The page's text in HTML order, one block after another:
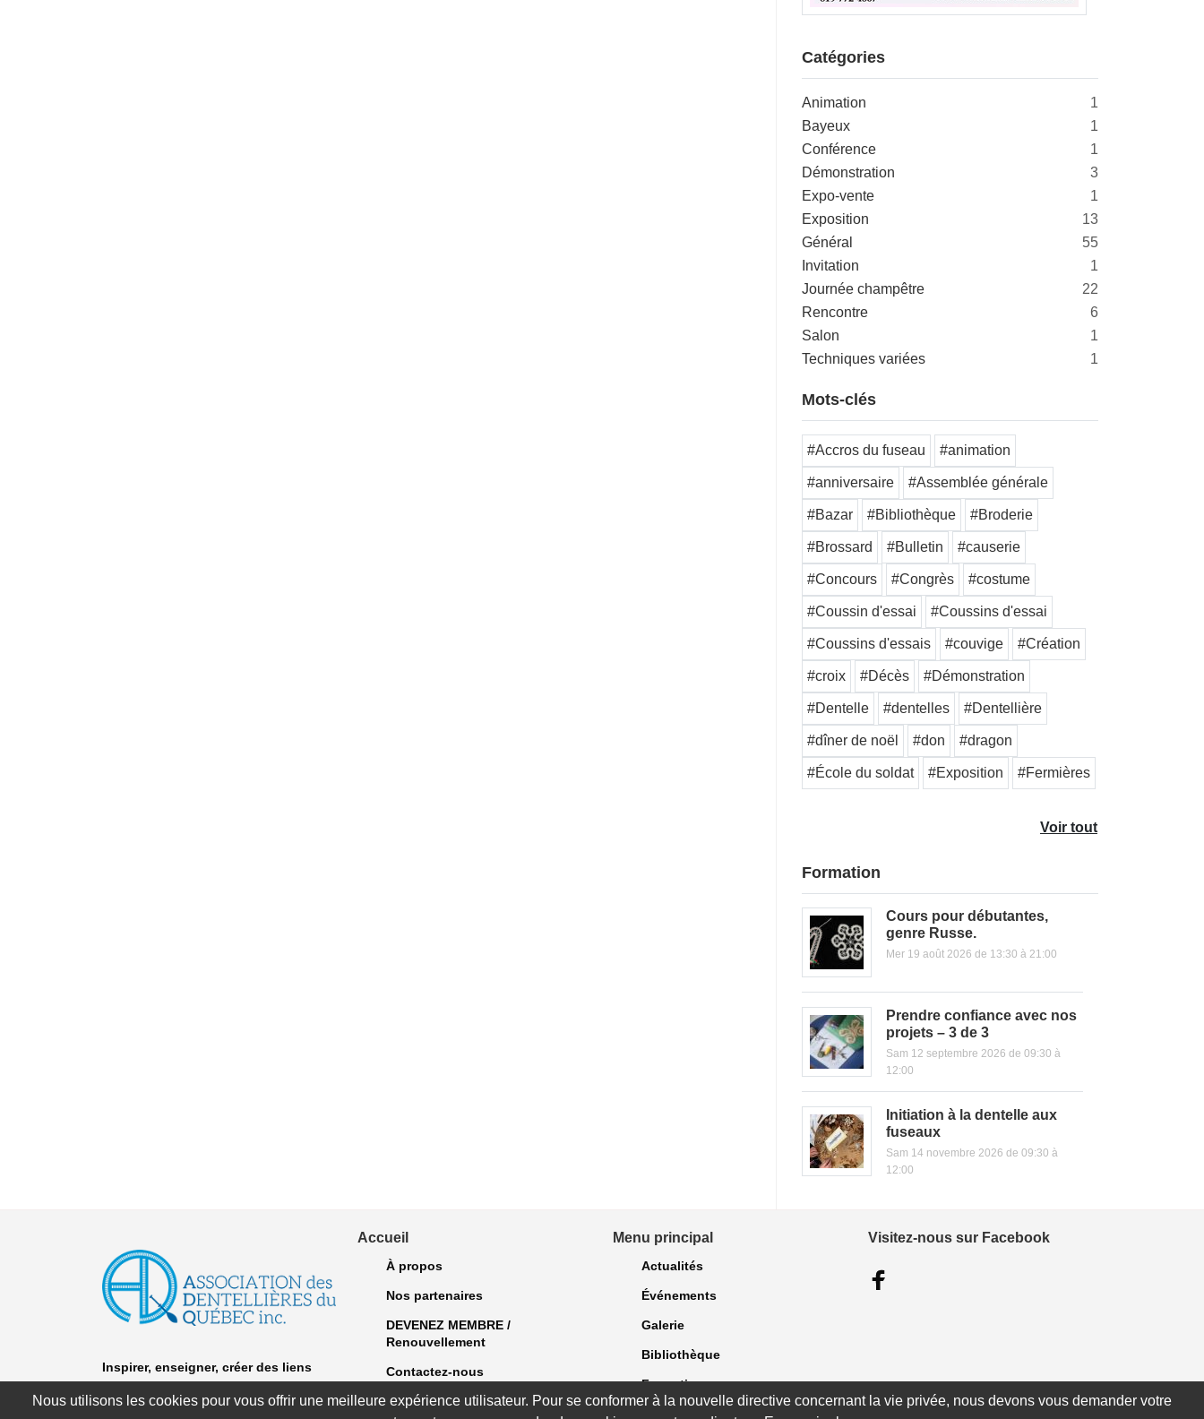
Catégories
Animation
1
Bayeux
1
Conférence
1
Démonstration
3
Expo-vente
1
Exposition
13
Général
55
Invitation
1
Journée champêtre
22
Rencontre
6
Salon
1
Techniques variées
1
Mots-clés
#Accros du fuseau #animation
#anniversaire #Assemblée générale
#Bazar #Bibliothèque #Broderie
#Brossard #Bulletin #causerie
#Concours #Congrès #costume
#Coussin d'essai #Coussins d'essai
#Coussins d'essais #couvige #Création
#croix #Décès #Démonstration
#Dentelle #dentelles #Dentellière
#dîner de noël #don #dragon
#École du soldat #Exposition #Fermières
Voir tout
Formation
Cours pour débutantes,
genre Russe.
Mer 19 août 2026 de 13:30 à 21:00
Prendre confiance avec nos
projets – 3 de 3
Sam 12 septembre 2026 de 09:30 à
12:00
Initiation à la dentelle aux
fuseaux
Sam 14 novembre 2026 de 09:30 à
12:00
Inspirer, enseigner, créer des liens
"Dentelle après dentelle depuis 1981."
Accueil
À propos
Nos partenaires
DEVENEZ MEMBRE /
Renouvellement
Contactez-nous
Menu principal
Actualités
Événements
Galerie
Bibliothèque
Formations
Bulletins et exclusivités
Visitez-nous sur Facebook
Nous utilisons les cookies pour vous offrir une meilleure expérience utilisateur. Pour se conformer à la nouvelle directive concernant la vie privée, nous devons vous demander votre